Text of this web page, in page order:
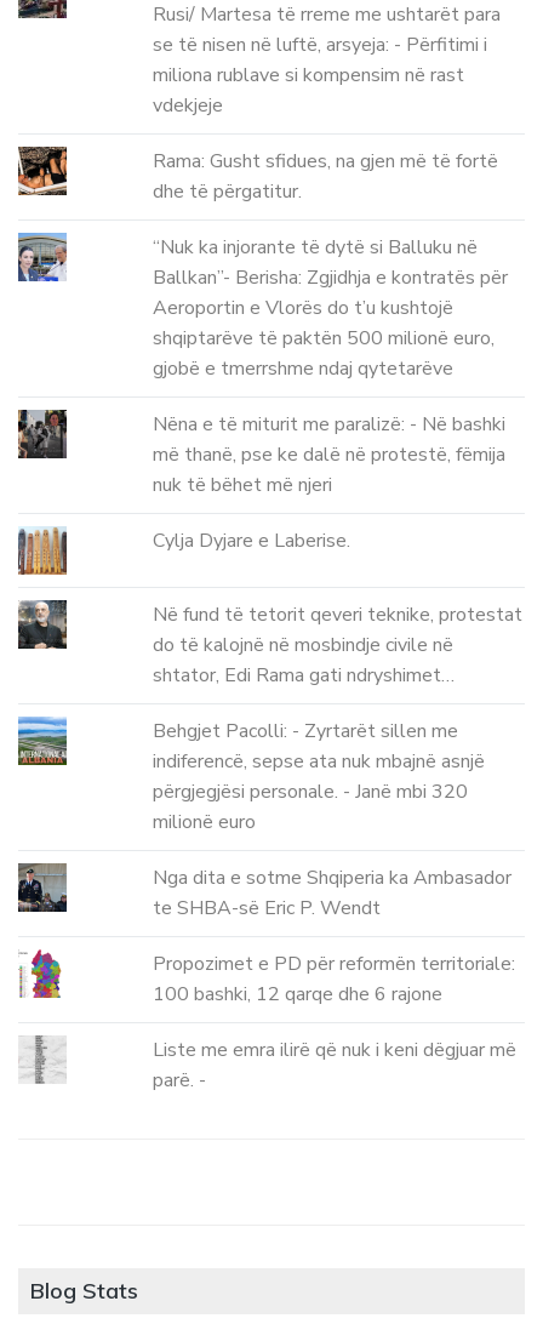
Rusi/ Martesa të rreme me ushtarët para
se të nisen në luftë, arsyeja: - Përfitimi i
miliona rublave si kompensim në rast
vdekjeje
Rama: Gusht sfidues, na gjen më të fortë
dhe të përgatitur.
“Nuk ka injorante të dytë si Balluku në
Ballkan”- Berisha: Zgjidhja e kontratës për
Aeroportin e Vlorës do t’u kushtojë
shqiptarëve të paktën 500 milionë euro,
gjobë e tmerrshme ndaj qytetarëve
Nëna e të miturit me paralizë: - Në bashki
më thanë, pse ke dalë në protestë, fëmija
nuk të bëhet më njeri
Cylja Dyjare e Laberise.
Në fund të tetorit qeveri teknike, protestat
do të kalojnë në mosbindje civile në
shtator, Edi Rama gati ndryshimet…
Behgjet Pacolli: - Zyrtarët sillen me
indiferencë, sepse ata nuk mbajnë asnjë
përgjegjësi personale. - Janë mbi 320
milionë euro
Nga dita e sotme Shqiperia ka Ambasador
te SHBA-së Eric P. Wendt
Propozimet e PD për reformën territoriale:
100 bashki, 12 qarqe dhe 6 rajone
Liste me emra ilirë që nuk i keni dëgjuar më
parë. -
Blog Stats